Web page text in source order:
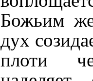
Божьим
дух
плоти